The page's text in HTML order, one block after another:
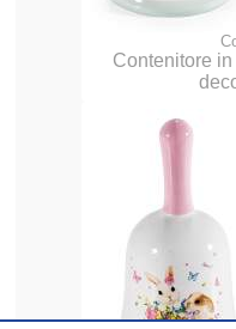
Contenitore